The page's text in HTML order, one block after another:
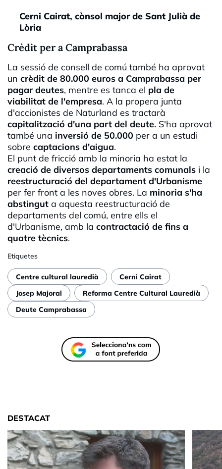
Cerni Cairat, cònsol major de Sant Julià de
Lòria
Crèdit per a Camprabassa
La sessió de consell de comú també ha aprovat
un crèdit de 80.000 euros a Camprabassa per
pagar deutes, mentre es tanca el pla de
viabilitat de l'empresa. A la propera junta
d'accionistes de Naturland es tractarà
capitalització d'una part del deute. S'ha aprovat
també una inversió de 50.000 per a un estudi
sobre captacions d'aigua.
El punt de fricció amb la minoria ha estat la
creació de diversos departaments comunals i la
reestructuració del departament d'Urbanisme
per fer front a les noves obres. La minoria s'ha
abstingut a aquesta reestructuració de
departaments del comú, entre ells el
d'Urbanisme, amb la contractació de fins a
quatre tècnics.
Etiquetes
Centre cultural lauredià
Cerni Cairat
Josep Majoral
Reforma Centre Cultural Lauredià
Deute Camprabassa
DESTACAT